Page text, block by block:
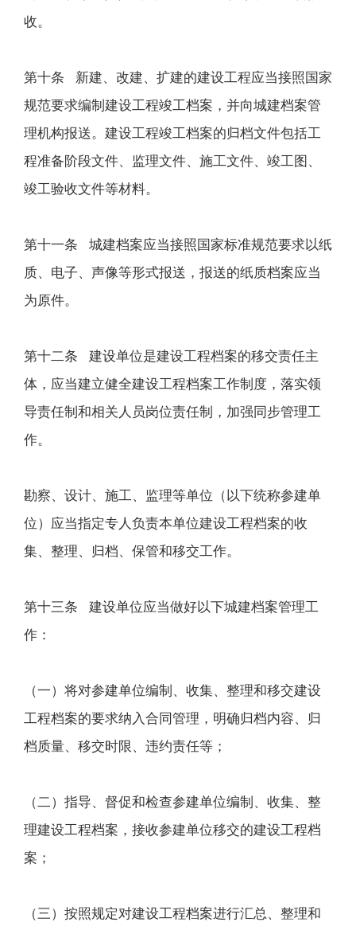
收。
第十条 新建、改建、扩建的建设工程应当接照国家
规范要求编制建设工程竣工档案，并向城建档案管
理机构报送。建设工程竣工档案的归档文件包括工
程准备阶段文件、监理文件、施工文件、竣工图、
竣工验收文件等材料。
第十一条 城建档案应当接照国家标准规范要求以纸
质、电子、声像等形式报送，报送的纸质档案应当
为原件。
第十二条 建设单位是建设工程档案的移交责任主
体，应当建立健全建设工程档案工作制度，落实领
导责任制和相关人员岗位责任制，加强同步管理工
作。
勘察、设计、施工、监理等单位（以下统称参建单
位）应当指定专人负责本单位建设工程档案的收
集、整理、归档、保管和移交工作。
第十三条 建设单位应当做好以下城建档案管理工
作：
（一）将对参建单位编制、收集、整理和移交建设
工程档案的要求纳入合同管理，明确归档内容、归
档质量、移交时限、违约责任等；
（二）指导、督促和检查参建单位编制、收集、整
理建设工程档案，接收参建单位移交的建设工程档
案；
（三）按照规定对建设工程档案进行汇总、整理和